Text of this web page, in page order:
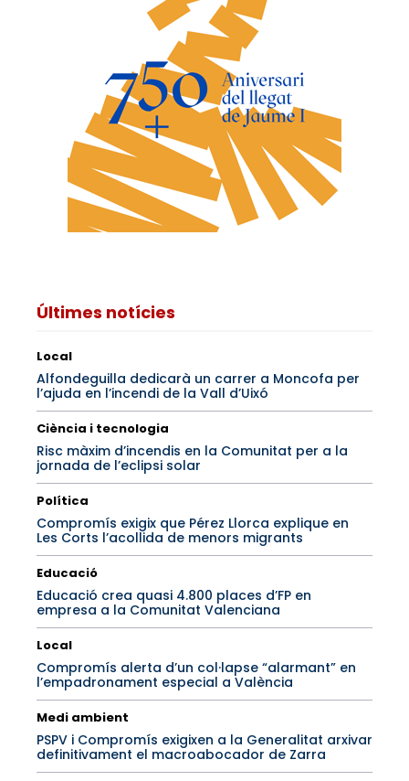
Últimes notícies
Local
Alfondeguilla dedicarà un carrer a Moncofa per
l’ajuda en l’incendi de la Vall d’Uixó
Ciència i tecnologia
Risc màxim d’incendis en la Comunitat per a la
jornada de l’eclipsi solar
Política
Compromís exigix que Pérez Llorca explique en
Les Corts l’acollida de menors migrants
Educació
Educació crea quasi 4.800 places d’FP en
empresa a la Comunitat Valenciana
Local
Compromís alerta d’un col·lapse “alarmant” en
l’empadronament especial a València
Medi ambient
PSPV i Compromís exigixen a la Generalitat arxivar
definitivament el macroabocador de Zarra